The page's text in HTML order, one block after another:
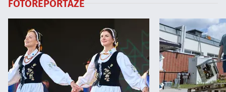
FOTOREPORTAŻE